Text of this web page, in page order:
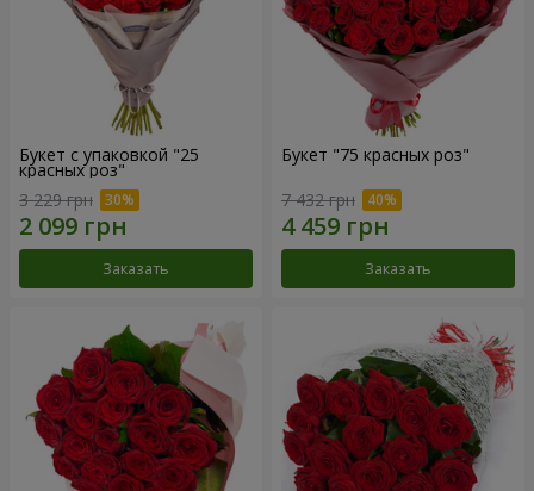
Букет с упаковкой "25
красных роз"
3 229 грн
Заказать
Букет "75 красных роз"
7 432 грн
Заказать